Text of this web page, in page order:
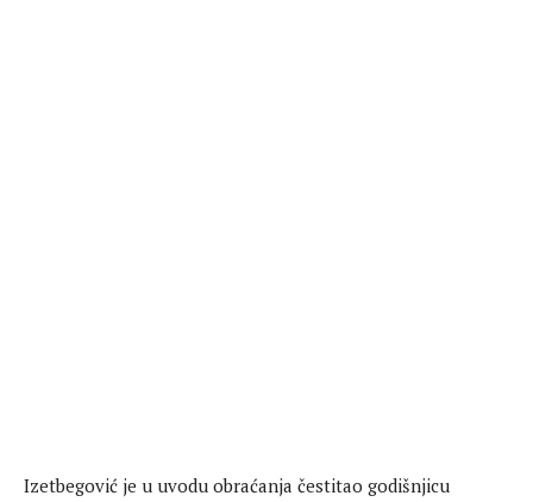
Izetbegović je u uvodu obraćanja čestitao godišnjicu